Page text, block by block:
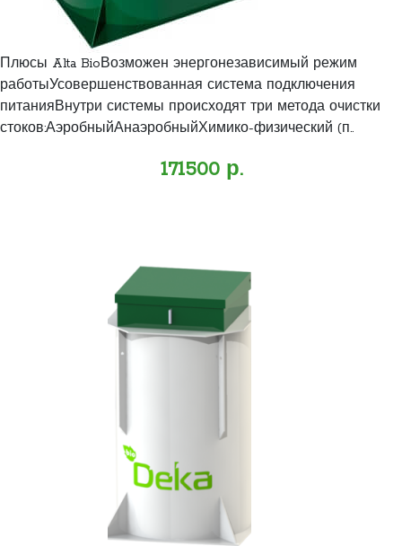
Плюсы Alta BioВозможен энергонезависимый режим
работыУсовершенствованная система подключения
питанияВнутри системы происходят три метода очистки
стоков:АэробныйАнаэробныйХимико-физический (п..
171500 р.